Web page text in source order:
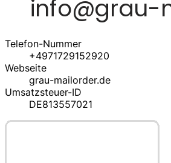
Telefon-Nummer
+4971729152920
Webseite
grau-mailorder.de
Umsatzsteuer-ID
DE813557021